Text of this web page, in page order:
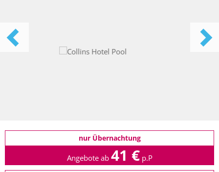
nur Übernachtung
Angebote ab 41 € p.P